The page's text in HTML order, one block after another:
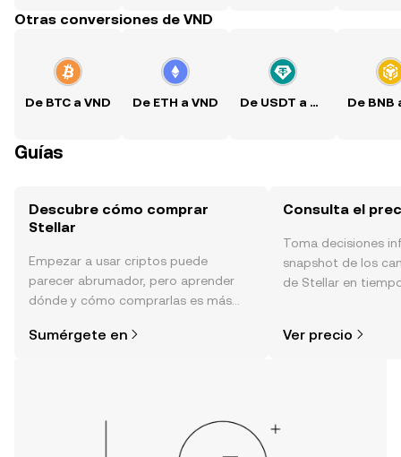
Otras conversiones de VND
De BTC a VND De ETH a VND De USDT a VND
Guías
Descubre cómo comprar
Stellar
Empezar a usar criptos puede
parecer abrumador, pero aprender
dónde y cómo comprarlas es más
tu aventura en la aplicación móvil de
Sumérgete en
Consulta el
Toma decisiones
snapshot de los
de Stellar en
Ver precio